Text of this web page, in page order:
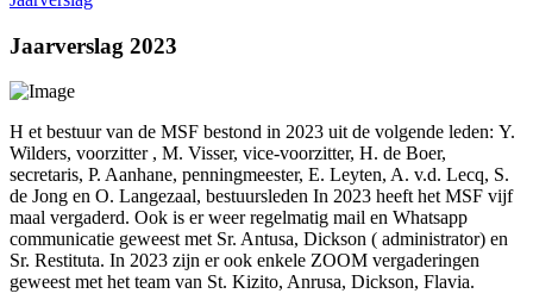
Jaarverslag 2023
H et bestuur van de MSF bestond in 2023 uit de volgende leden: Y.
Wilders, voorzitter , M. Visser, vice-voorzitter, H. de Boer,
secretaris, P. Aanhane, penningmeester, E. Leyten, A. v.d. Lecq, S.
de Jong en O. Langezaal, bestuursleden In 2023 heeft het MSF vijf
maal vergaderd. Ook is er weer regelmatig mail en Whatsapp
communicatie geweest met Sr. Antusa, Dickson ( administrator) en
Sr. Restituta. In 2023 zijn er ook enkele ZOOM vergaderingen
geweest met het team van St. Kizito, Anrusa, Dickson, Flavia.